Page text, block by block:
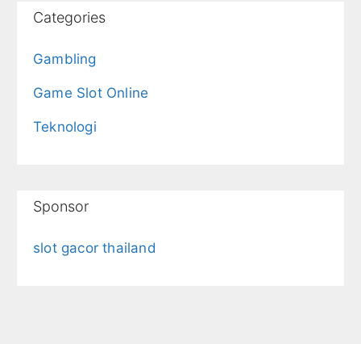
Categories
Gambling
Game Slot Online
Teknologi
Sponsor
slot gacor thailand